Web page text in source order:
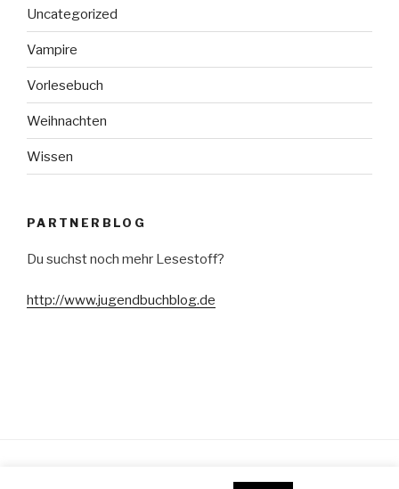
Uncategorized
Vampire
Vorlesebuch
Weihnachten
Wissen
PARTNERBLOG
Du suchst noch mehr Lesestoff?
http://www.jugendbuchblog.de